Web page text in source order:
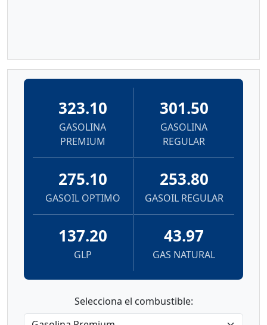
323.10
GASOLINA
PREMIUM
301.50
GASOLINA
REGULAR
275.10
GASOIL OPTIMO
253.80
GASOIL REGULAR
137.20
GLP
43.97
GAS NATURAL
Selecciona el combustible: